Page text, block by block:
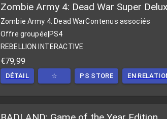
Zombie Army 4: Dead War Super
Zombie Army 4: Dead WarContenus associés
Offre groupée PS4
REBELLION INTERACTIVE
€79,99
DÉTAIL ☆ PS STORE EN